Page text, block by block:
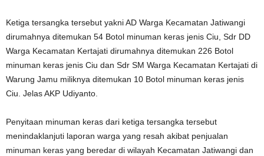
Ketiga tersangka tersebut yakni AD Warga Kecamatan Jatiwangi
dirumahnya ditemukan 54 Botol minuman keras jenis Ciu, Sdr DD
Warga Kecamatan Kertajati dirumahnya ditemukan 226 Botol
minuman keras jenis Ciu dan Sdr SM Warga Kecamatan Kertajati di
Warung Jamu miliknya ditemukan 10 Botol minuman keras jenis
Ciu. Jelas AKP Udiyanto.
Penyitaan minuman keras dari ketiga tersangka tersebut
menindaklanjuti laporan warga yang resah akibat penjualan
minuman keras yang beredar di wilayah Kecamatan Jatiwangi dan